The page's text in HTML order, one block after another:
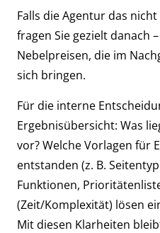
Falls die Agentur das
fragen Sie gezielt danach
Nebelpreisen, die im
sich bringen.
Für die interne
Ergebnisübersicht: Was
vor? Welche Vorlagen für
entstanden (z. B.
Funktionen,
(Zeit/Komplexität) lösen
Mit diesen Klarheiten